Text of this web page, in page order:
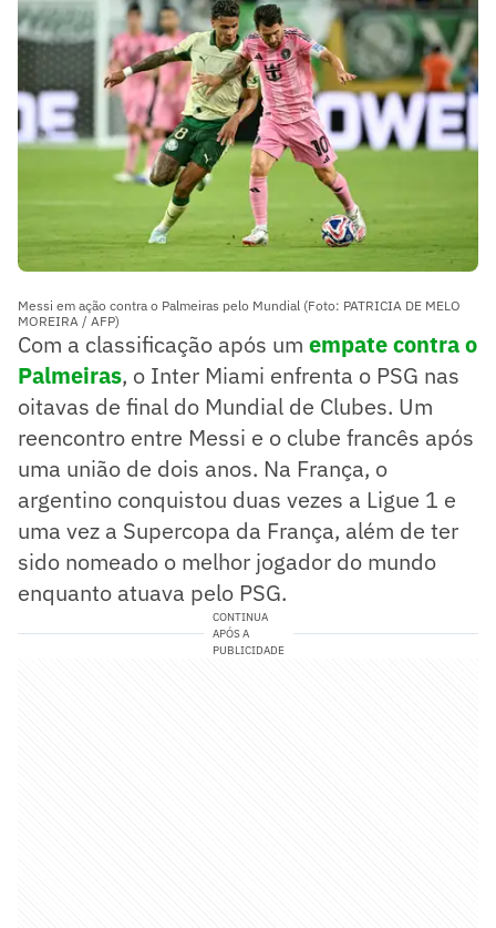
Messi em ação contra o Palmeiras pelo Mundial (Foto: PATRICIA DE MELO
MOREIRA / AFP)
Com a classificação após um empate contra o
Palmeiras, o Inter Miami enfrenta o PSG nas
oitavas de final do Mundial de Clubes. Um
reencontro entre Messi e o clube francês após
uma união de dois anos. Na França, o
argentino conquistou duas vezes a Ligue 1 e
uma vez a Supercopa da França, além de ter
sido nomeado o melhor jogador do mundo
enquanto atuava pelo PSG.
CONTINUA
APÓS A
PUBLICIDADE